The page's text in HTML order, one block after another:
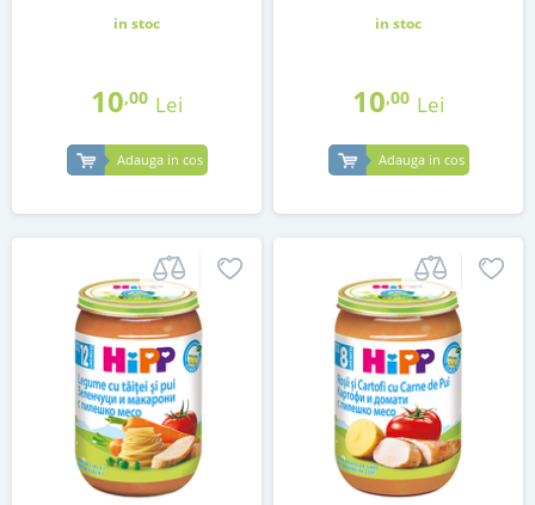
in stoc
10,00 Lei
Adauga in cos
in stoc
10,00 Lei
Adauga in cos